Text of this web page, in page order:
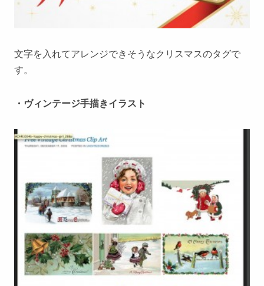
文字を入れてアレンジできそうなクリスマスのタグで
す。
・ヴィンテージ手描きイラスト